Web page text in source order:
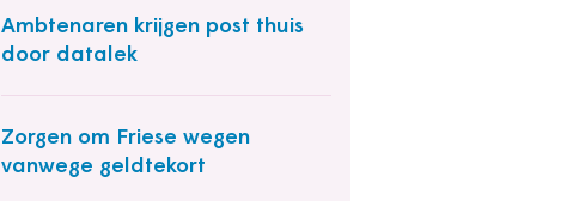
Ambtenaren krijgen post thuis
door datalek
Zorgen om Friese wegen
vanwege geldtekort